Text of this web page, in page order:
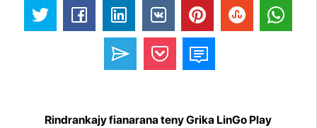
Rindrankajy fianarana teny Grika LinGo Play